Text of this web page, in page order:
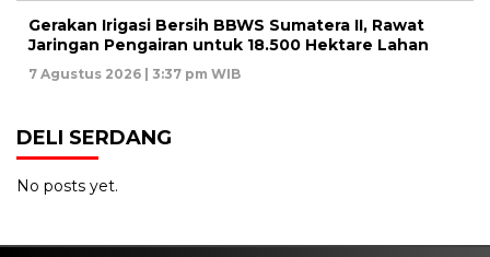
Gerakan Irigasi Bersih BBWS Sumatera II, Rawat
Jaringan Pengairan untuk 18.500 Hektare Lahan
7 Agustus 2026 | 3:37 pm WIB
DELI SERDANG
No posts yet.